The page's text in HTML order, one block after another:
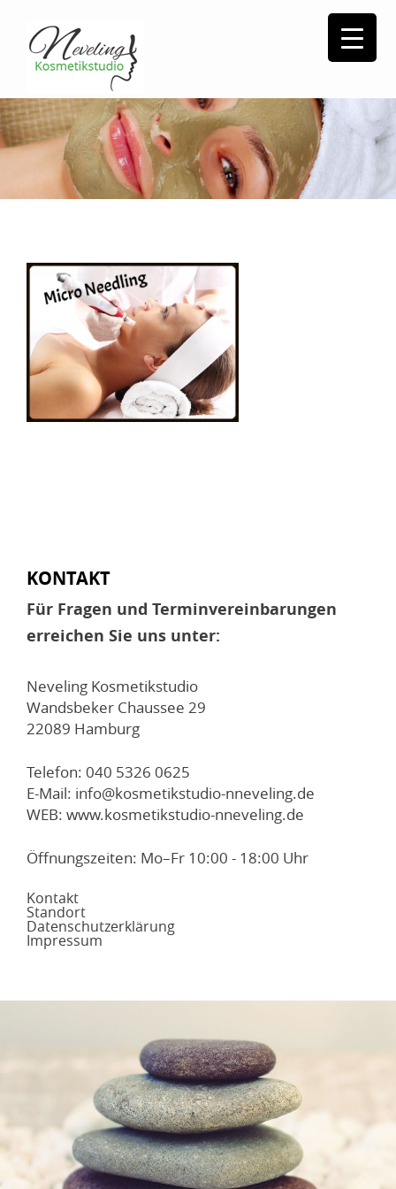
KONTAKT
Für Fragen und Terminvereinbarungen
erreichen Sie uns unter:
Neveling Kosmetikstudio
Wandsbeker Chaussee 29
22089 Hamburg
Telefon: 040 5326 0625
E-Mail: info@kosmetikstudio-nneveling.de
WEB: www.kosmetikstudio-nneveling.de
Öffnungszeiten: Mo–Fr 10:00 - 18:00 Uhr
Kontakt
Standort
Datenschutzerklärung
Impressum